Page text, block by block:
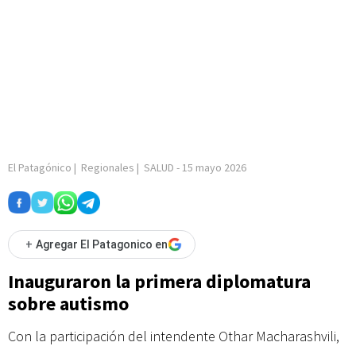
El Patagónico | Regionales | SALUD - 15 mayo 2026
+ Agregar El Patagonico en
Inauguraron la primera diplomatura
sobre autismo
Con la participación del intendente Othar Macharashvili,